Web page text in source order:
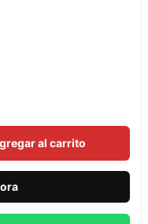
al carrito